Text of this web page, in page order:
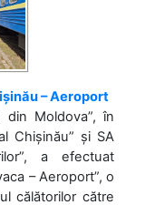
– Aeroport
din Moldova”, în
Chișinău” și SA
a efectuat
– Aeroport”, o
călătorilor către